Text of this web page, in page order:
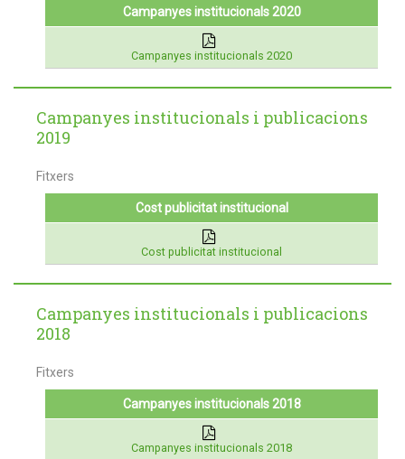
Campanyes institucionals 2020
Campanyes institucionals 2020
Campanyes institucionals i publicacions
2019
Fitxers
Cost publicitat institucional
Cost publicitat institucional
Campanyes institucionals i publicacions
2018
Fitxers
Campanyes institucionals 2018
Campanyes institucionals 2018